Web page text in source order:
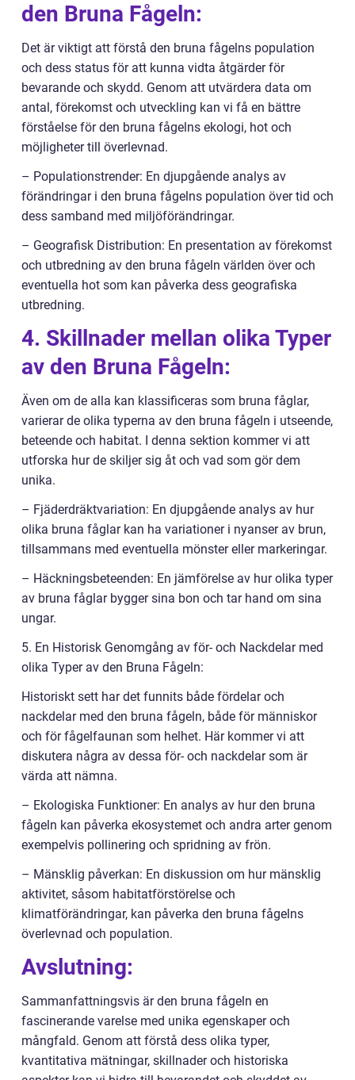
den Bruna Fågeln:
Det är viktigt att förstå den bruna fågelns population
och dess status för att kunna vidta åtgärder för
bevarande och skydd. Genom att utvärdera data om
antal, förekomst och utveckling kan vi få en bättre
förståelse för den bruna fågelns ekologi, hot och
möjligheter till överlevnad.
– Populationstrender: En djupgående analys av
förändringar i den bruna fågelns population över tid och
dess samband med miljöförändringar.
– Geografisk Distribution: En presentation av förekomst
och utbredning av den bruna fågeln världen över och
eventuella hot som kan påverka dess geografiska
utbredning.
4. Skillnader mellan olika Typer
av den Bruna Fågeln:
Även om de alla kan klassificeras som bruna fåglar,
varierar de olika typerna av den bruna fågeln i utseende,
beteende och habitat. I denna sektion kommer vi att
utforska hur de skiljer sig åt och vad som gör dem
unika.
– Fjäderdräktvariation: En djupgående analys av hur
olika bruna fåglar kan ha variationer i nyanser av brun,
tillsammans med eventuella mönster eller markeringar.
– Häckningsbeteenden: En jämförelse av hur olika typer
av bruna fåglar bygger sina bon och tar hand om sina
ungar.
5. En Historisk Genomgång av för- och Nackdelar med
olika Typer av den Bruna Fågeln:
Historiskt sett har det funnits både fördelar och
nackdelar med den bruna fågeln, både för människor
och för fågelfaunan som helhet. Här kommer vi att
diskutera några av dessa för- och nackdelar som är
värda att nämna.
– Ekologiska Funktioner: En analys av hur den bruna
fågeln kan påverka ekosystemet och andra arter genom
exempelvis pollinering och spridning av frön.
– Mänsklig påverkan: En diskussion om hur mänsklig
aktivitet, såsom habitatförstörelse och
klimatförändringar, kan påverka den bruna fågelns
överlevnad och population.
Avslutning:
Sammanfattningsvis är den bruna fågeln en
fascinerande varelse med unika egenskaper och
mångfald. Genom att förstå dess olika typer,
kvantitativa mätningar, skillnader och historiska